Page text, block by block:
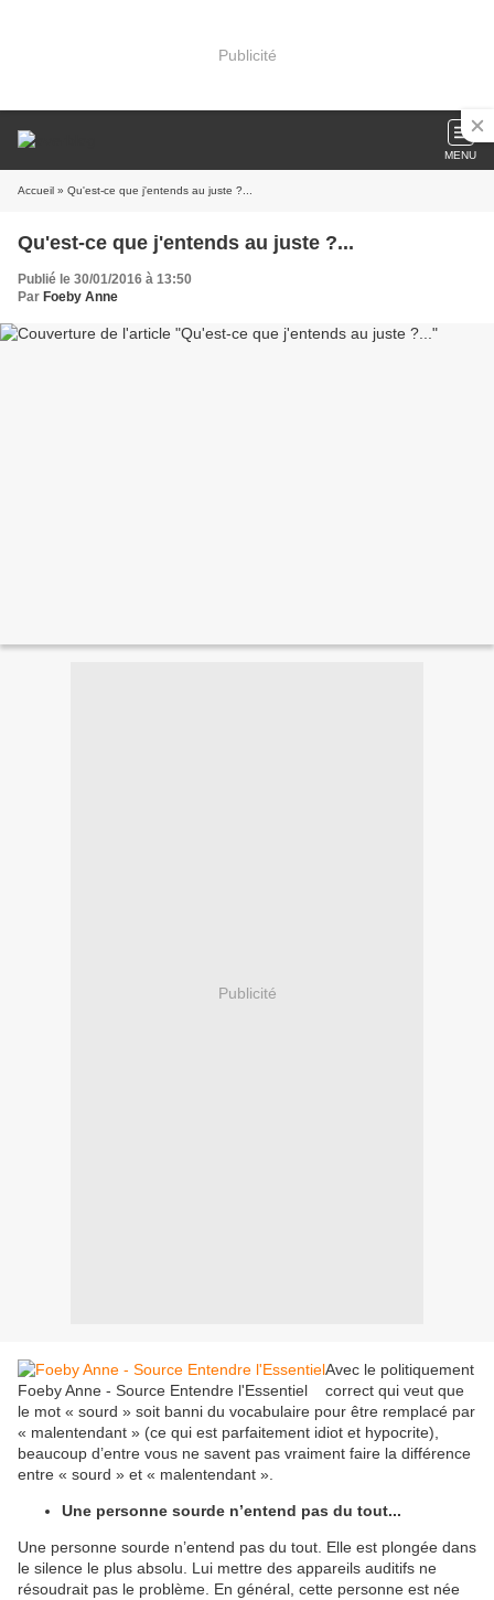
Publicité
MENU
Accueil » Qu'est-ce que j'entends au juste ?...
Qu'est-ce que j'entends au juste ?...
Publié le 30/01/2016 à 13:50
Par Foeby Anne
Publicité
Foeby Anne - Source Entendre l'Essentiel
Avec le politiquement
correct qui veut que
le mot « sourd » soit banni du vocabulaire pour être remplacé par
« malentendant » (ce qui est parfaitement idiot et hypocrite),
beaucoup d’entre vous ne savent pas vraiment faire la différence
entre « sourd » et « malentendant ».
Une personne sourde n’entend pas du tout...
Une personne sourde n’entend pas du tout. Elle est plongée dans
le silence le plus absolu. Lui mettre des appareils auditifs ne
résoudrait pas le problème. En général, cette personne est née